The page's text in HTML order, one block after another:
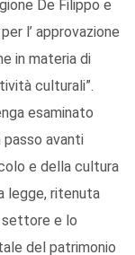
De Filippo e
l’ approvazione
in materia di
culturali”.
esaminato
passo avanti
e della cultura
legge, ritenuta
settore e lo
del patrimonio